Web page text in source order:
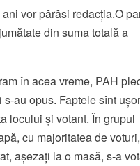
vor părăsi redacția.O
din suma totală a
în acea vreme, PAH
au opus. Faptele sînt ușor
locului și votant. În grupul
cu majoritatea de voturi,
așezați la o masă, s-a